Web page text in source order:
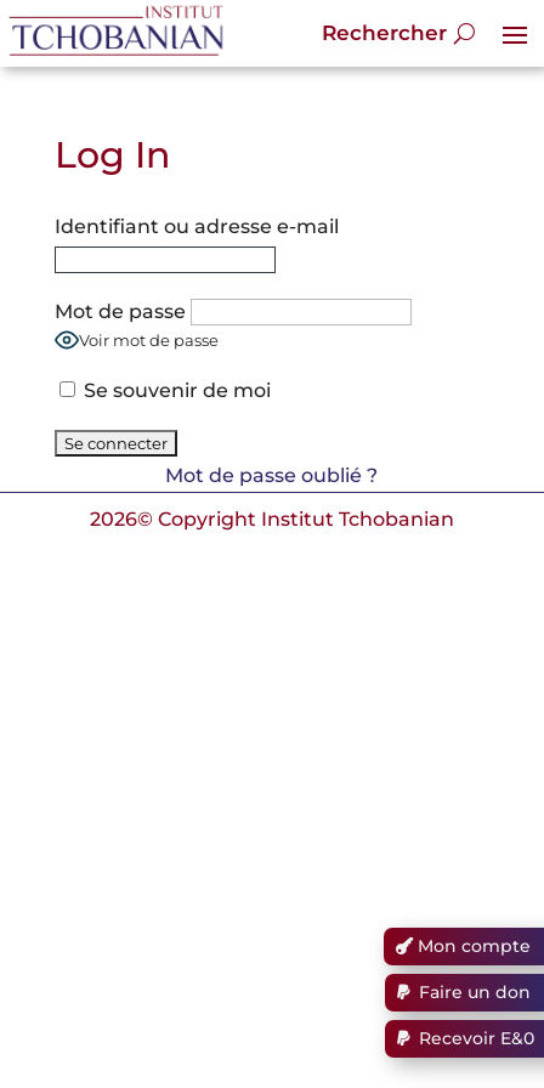
Log In
Identifiant ou adresse e-mail
Mot de passe
Voir mot de passe
Se souvenir de moi
Mot de passe oublié ?
2026© Copyright Institut Tchobanian
Mon compte
Faire un don
Recevoir E&0